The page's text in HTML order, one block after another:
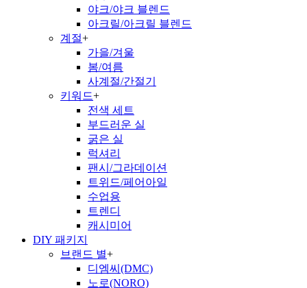
야크/야크 블렌드
아크릴/아크릴 블렌드
계절+
가을/겨울
봄/여름
사계절/간절기
키워드+
전색 세트
부드러운 실
굵은 실
럭셔리
팬시/그라데이션
트위드/페어아일
수업용
트렌디
캐시미어
DIY 패키지
브랜드 별+
디엠씨(DMC)
노로(NORO)